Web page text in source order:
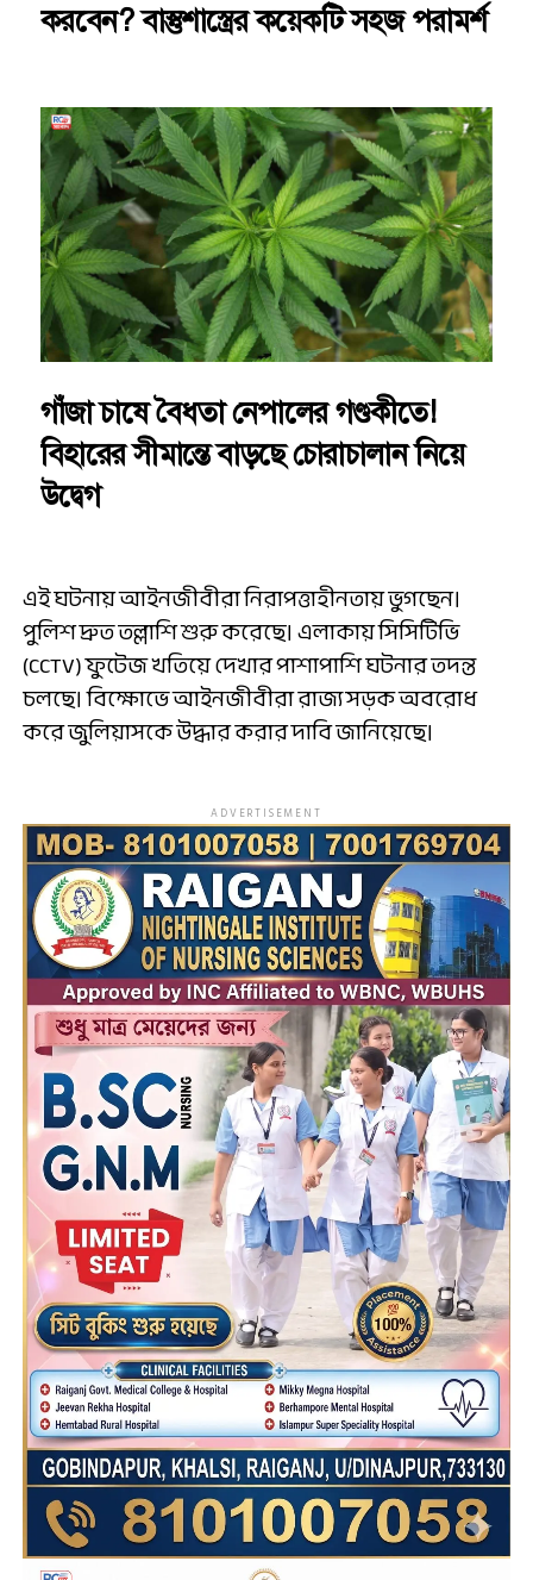
করবেন? বাস্তুশাস্ত্রের কয়েকটি সহজ পরামর্শ
গাঁজা চাষে বৈধতা নেপালের গণ্ডকীতে!
বিহারের সীমান্তে বাড়ছে চোরাচালান নিয়ে
উদ্বেগ
এই ঘটনায় আইনজীবীরা নিরাপত্তাহীনতায় ভুগছেন।
পুলিশ দ্রুত তল্লাশি শুরু করেছে। এলাকায় সিসিটিভি
(CCTV) ফুটেজ খতিয়ে দেখার পাশাপাশি ঘটনার তদন্ত
চলছে। বিক্ষোভে আইনজীবীরা রাজ্য সড়ক অবরোধ
করে জুলিয়াসকে উদ্ধার করার দাবি জানিয়েছে।
ADVERTISEMENT